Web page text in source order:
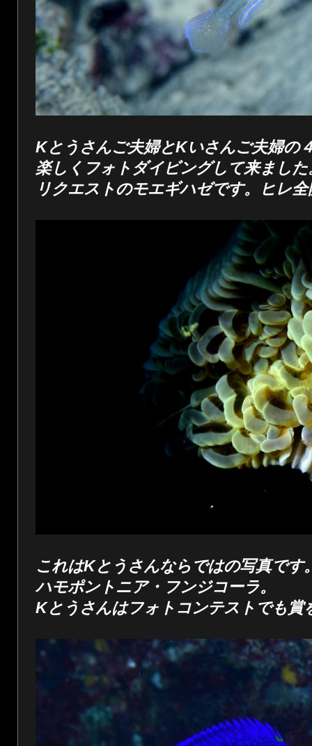
Kとうさんご夫婦とKいさんご夫婦の
楽しくフォトダイビングして来ました
リクエストのモエギハゼです。ヒレ
これはKとうさんならではの写真です
ハモポントニア・フンジコーラ。
Kとうさんはフォトコンテストでも賞